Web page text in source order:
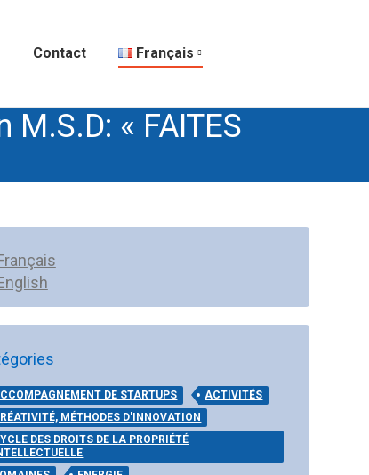
Contact Français
« FAITES
COMMENT
DE STARTUPS
ACTIVITÉS
MÉTHODES D'INNOVATION
DES DROITS DE LA PROPRIÉTÉ